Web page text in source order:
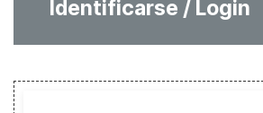
Identificarse / Login